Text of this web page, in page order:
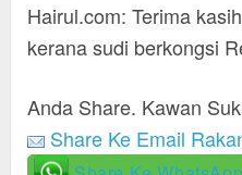
Hairul.com: Terima
kerana sudi berkongsi
Anda Share. Kawan
Share Ke Email